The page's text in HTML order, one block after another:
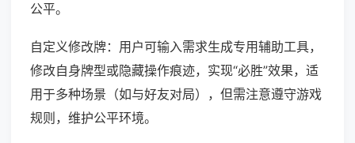
公平。
自定义修改牌：用户可输入需求生成专用辅助工具，
修改自身牌型或隐藏操作痕迹，实现“必胜”效果，适
用于多种场景（如与好友对局），但需注意遵守游戏
规则，维护公平环境。